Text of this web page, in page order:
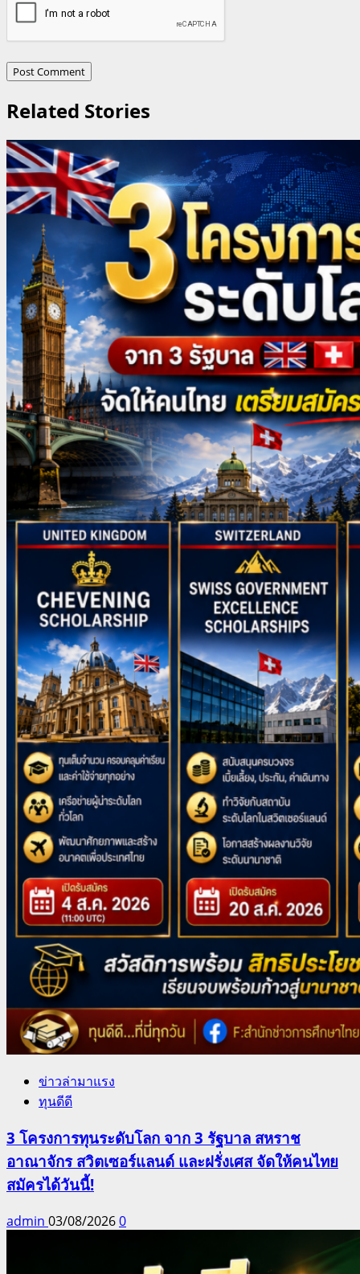
Related Stories
ข่าวล่ามาแรง
ทุนดีดี
3 โครงการทุนระดับโลก จาก 3 รัฐบาล สหราช
อาณาจักร สวิตเซอร์แลนด์ และฝรั่งเศส จัดให้คนไทย
สมัครได้วันนี้!
admin 03/08/20260